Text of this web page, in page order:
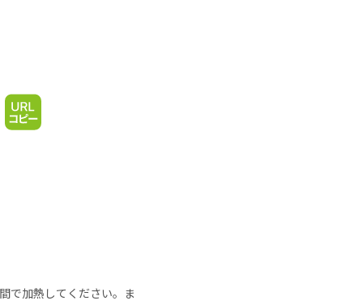
で加熱してください。ま